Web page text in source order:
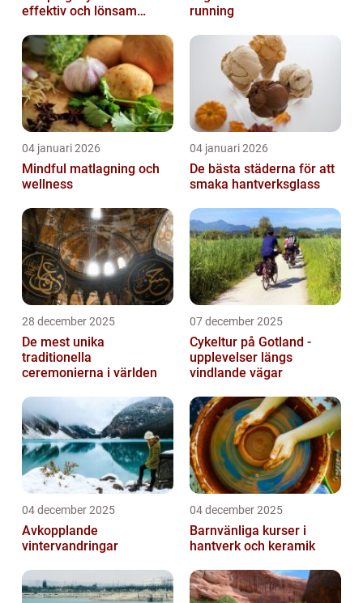
effektiv och lönsam
running
04 januari 2026
Mindful matlagning och
wellness
04 januari 2026
De bästa städerna för att
smaka hantverksglass
28 december 2025
De mest unika
traditionella
ceremonierna i världen
07 december 2025
Cykeltur på Gotland -
upplevelser längs
vindlande vägar
04 december 2025
Avkopplande
vintervandringar
04 december 2025
Barnvänliga kurser i
hantverk och keramik